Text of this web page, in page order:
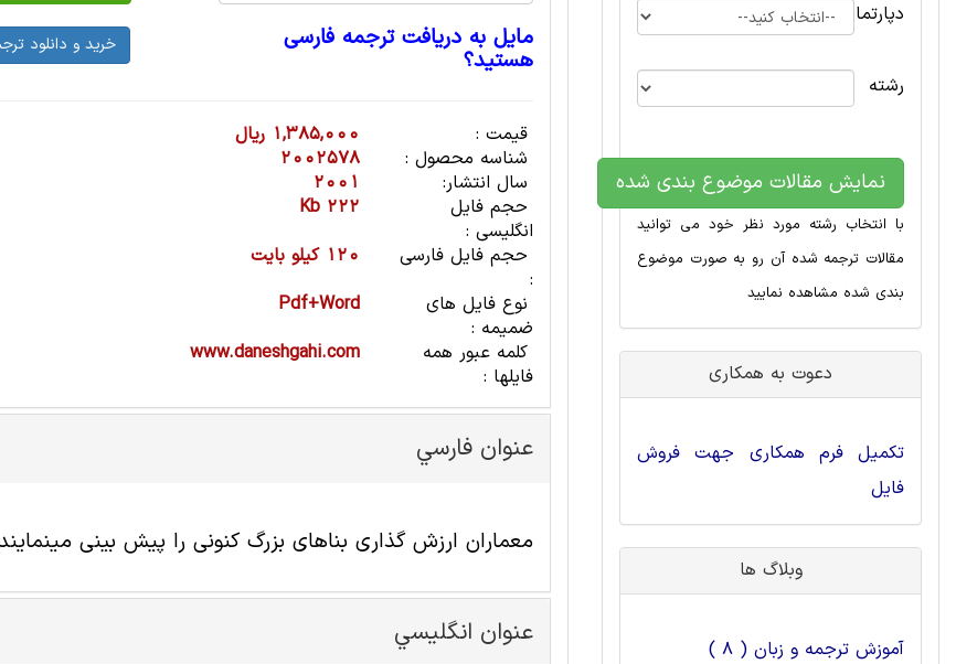
مایل به دریافت ترجمه فارسی
هستید؟
قیمت :
1,385,000 ریال
شناسه محصول :
2002578
سال انتشار:
2001
حجم فایل
انگلیسی :
222 Kb
حجم فایل فارسی
:
120 کیلو بایت
نوع فایل های
ضمیمه :
Pdf+Word
کلمه عبور همه
فایلها :
www.daneshgahi.com
عنوان فارسي
معماران ارزش گذاری بناهای بزرگ کنونی را پیش بینی
عنوان انگليسي
دپارتمان
رشته
نمایش مقالات موضوع بندی شده
با انتخاب رشته مورد نظر خود می توانید
مقالات ترجمه شده آن رو به صورت موضوع
بندی شده مشاهده نمایید
دعوت به همکاری
تکمیل فرم همکاری جهت فروش
فایل
وبلاگ ها
آموزش ترجمه و زبان ( 8 )